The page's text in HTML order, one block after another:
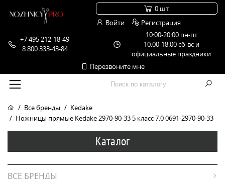
+7 495 212-18-49
8 800 333-43-84
10:00-20:00 пн-пт
10:00-18:00 сб-вс и
официальные праздники
Перезвоните мне
0 шт.
Войти
Регистрация
Все бренды
Kedake
Ножницы прямые Kedake 2970-90-33 5 класс 7.0 0691-2970-90-33
Каталог
ВСЕ БРЕНДЫ